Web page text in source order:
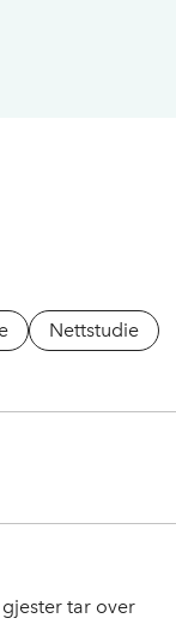
Nettstudie
tar over